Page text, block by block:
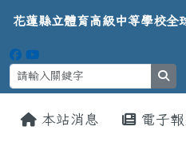
花蓮縣立體育高
導覽列
花蓮縣立體育高級中等學校全
本站消息 電子